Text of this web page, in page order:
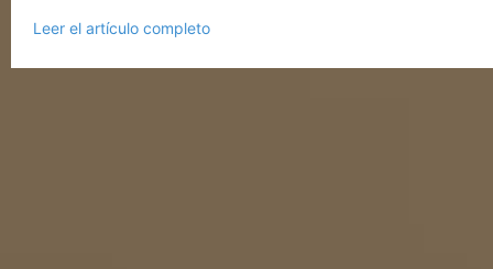
Leer el artículo completo